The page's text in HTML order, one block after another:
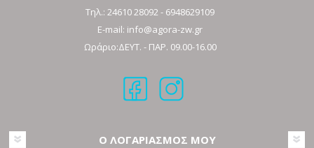
Τηλ.: 24610 28092- 6948629109
E-mail: info@agora-zw.gr
Ωράριο:ΔΕΥΤ. - ΠΑΡ. 09.00-16.00
Ο ΛΟΓΑΡΙΑΣΜΟΣ ΜΟΥ